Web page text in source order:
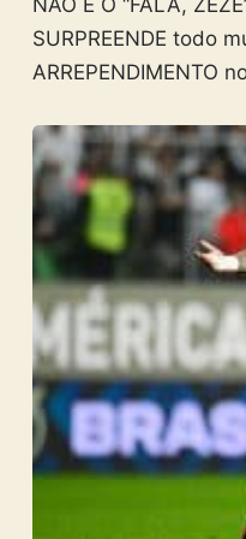
SURPREENDE todo
ARREPENDIMENTO